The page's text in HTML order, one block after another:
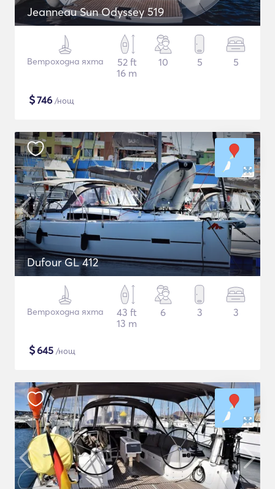
Jeanneau Sun Odyssey 519
Ветроходна яхта
52 ft
16 m
10 5 5
$746 /нощ
Dufour GL 412
Ветроходна яхта
43 ft
13 m
6 3 3
$645 /нощ